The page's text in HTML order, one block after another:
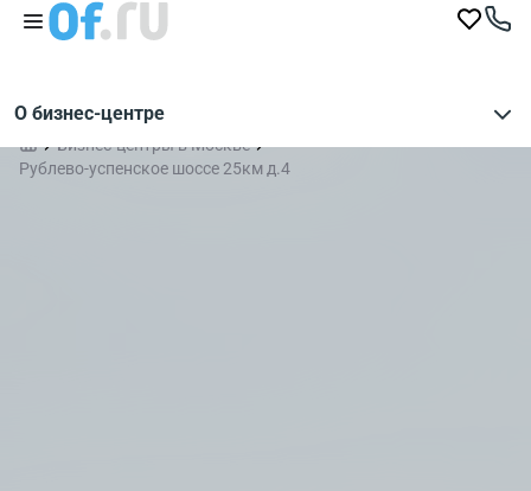
О бизнес-центре
Бизнес-центры в Москве
Рублево-успенское шоссе 25км д.4